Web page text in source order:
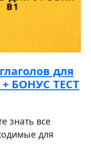
для
+ БОНУС ТЕСТ
знать все
для